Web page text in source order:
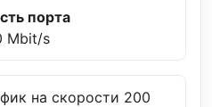
порта
Mbit/s
на скорости 200